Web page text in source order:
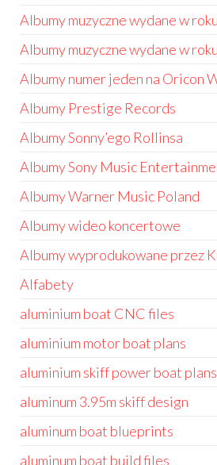
Albumy muzyczne wydane w
Albumy muzyczne wydane w
Albumy numer jeden na Oricon
Albumy Prestige Records
Albumy Sonny’ego Rollinsa
Albumy Sony Music
Albumy Warner Music Poland
Albumy wideo koncertowe
Albumy wyprodukowane przez
Alfabety
aluminium boat CNC files
aluminium motor boat plans
aluminium skiff power boat plans
aluminum 3.95m skiff design
aluminum boat blueprints
aluminum boat build files